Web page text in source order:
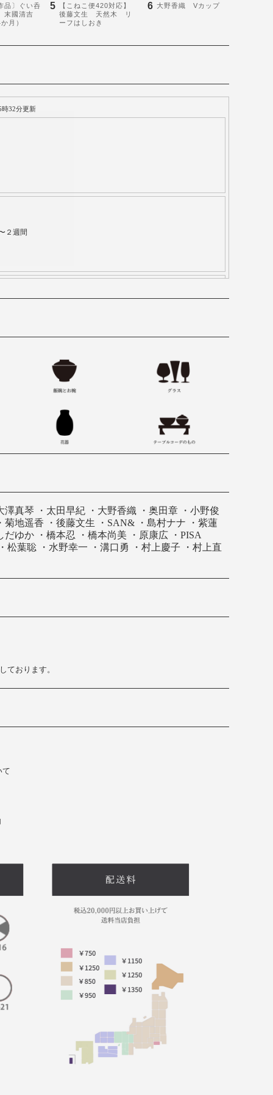
澤真琴 ・ 太田早紀 ・ 大野香織 ・ 奥田章 ・ 小野俊
菊地遥香 ・ 後藤文生 ・ SAN& ・ 島村ナナ ・ 紫蓮
だゆか
・ 橋本忍 ・ 橋本尚美 ・ 原康広 ・ PISA
松葉聡 ・ 水野幸一 ・ 溝口勇 ・ 村上慶子 ・ 村上直
ております。
て